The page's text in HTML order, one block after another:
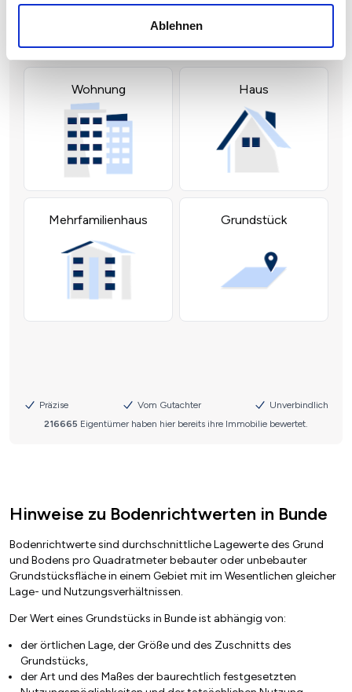
Ablehnen
Hinweise zu Bodenrichtwerten in Bunde
Bodenrichtwerte sind durchschnittliche Lagewerte des Grund
und Bodens pro Quadratmeter bebauter oder unbebauter
Grundstücksfläche in einem Gebiet mit im Wesentlichen gleicher
Lage- und Nutzungsverhältnissen.
Der Wert eines Grundstücks in Bunde ist abhängig von:
der örtlichen Lage, der Größe und des Zuschnitts des
Grundstücks,
der Art und des Maßes der baurechtlich festgesetzten